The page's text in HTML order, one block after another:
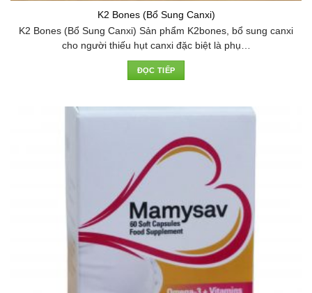
K2 Bones (Bổ Sung Canxi)
K2 Bones (Bổ Sung Canxi) Sản phẩm K2bones, bổ sung canxi
cho người thiếu hụt canxi đặc biệt là phụ…
ĐỌC TIẾP